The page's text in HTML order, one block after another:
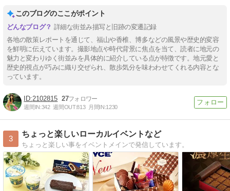
このブログのここがポイント
詳細な街並み描写と旧跡の変遷記録
各地の散策レポートを通じて、福山や香椎、博多などの風景や歴史的変容
を鮮明に伝えています。撮影地点や時代背景に焦点を当て、読者に地元の
魅力と変わりゆく街並みを具体的に紹介している点が特徴です。地元愛と
歴史的視点が巧みに織り交ぜられ、散歩気分を味わわせてくれる内容とな
っています。
2102815 27
週間IN:342 週間OUT:813 月間IN:1230
3
ちょっと楽しいローカルイベントなど
ちょっと楽しい事をイベントメインで発信しています。